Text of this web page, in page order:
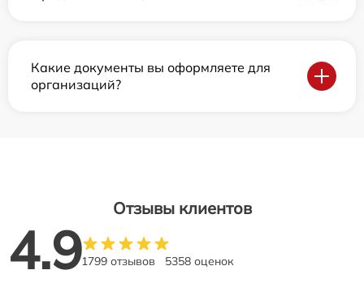
Какие документы вы оформляете для
организаций?
Отзывы клиентов
4.91799 отзывов 5358 оценок